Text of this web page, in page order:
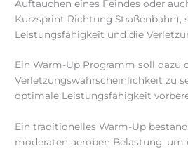
Auftauchen eines Feindes oder
Kurzsprint Richtung
Leistungsfähigkeit und die
Ein Warm-Up Programm soll dazu
Verletzungswahrscheinlichkeit zu
optimale Leistungsfähigkeit
Ein traditionelles Warm-Up
moderaten aeroben Belastung, um